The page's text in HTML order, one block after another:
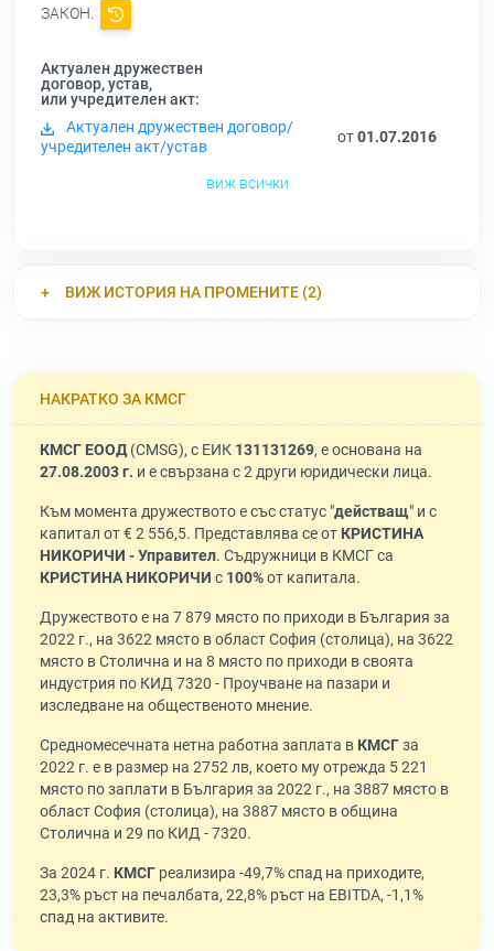
ЗАКОН.
Актуален дружествен
договор, устав,
или учредителен акт:
Актуален дружествен договор/
учредителен акт/устав
от01.07.2016
виж всички
ВИЖ ИСТОРИЯ НА ПРОМЕНИТЕ (2)
НАКРАТКО ЗА КМСГ
КМСГ ЕООД(CMSG), с ЕИК 131131269, е основана на
27.08.2003 г. и е свързана с 2 други юридически лица.
Към момента дружеството е със статус "действащ" и с
капитал от € 2 556,5. Представлява се от КРИСТИНА
НИКОРИЧИ - Управител. Съдружници в КМСГ са
КРИСТИНА НИКОРИЧИ с 100%от капитала.
Дружеството е на 7 879 място по приходи в България за
2022 г., на 3622 място в област София (столица), на 3622
място в Столична и на 8 място по приходи в своята
индустрия по КИД 7320 - Проучване на пазари и
изследване на общественото мнение.
Средномесечната нетна работна заплата в КМСГза
2022 г. е в размер на 2752 лв, което му отрежда 5 221
място по заплати в България за 2022 г., на 3887 място в
област София (столица), на 3887 място в община
Столична и 29 по КИД - 7320.
За 2024 г. КМСГ реализира -49,7% спад на приходите,
23,3% ръст на печалбата, 22,8% ръст на EBITDA, -1,1%
спад на активите.